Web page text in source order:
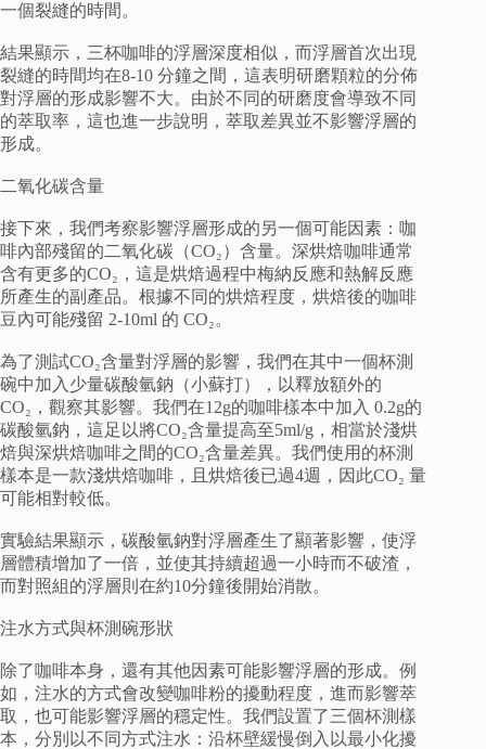
一個裂縫的時間。
結果顯示，三杯咖啡的浮層深度相似，而浮層首次出現
裂縫的時間均在8-10 分鐘之間，這表明研磨顆粒的分佈
對浮層的形成影響不大。由於不同的研磨度會導致不同
的萃取率，這也進一步說明，萃取差異並不影響浮層的
形成。
二氧化碳含量
接下來，我們考察影響浮層形成的另一個可能因素：咖
啡內部殘留的二氧化碳（CO₂）含量。深烘焙咖啡通常
含有更多的CO₂，這是烘焙過程中梅納反應和熱解反應
所產生的副產品。根據不同的烘焙程度，烘焙後的咖啡
豆內可能殘留 2-10ml 的 CO₂。
為了測試CO₂含量對浮層的影響，我們在其中一個杯測
碗中加入少量碳酸氫鈉（小蘇打），以釋放額外的
CO₂，觀察其影響。我們在12g的咖啡樣本中加入 0.2g的
碳酸氫鈉，這足以將CO₂含量提高至5ml/g，相當於淺烘
焙與深烘焙咖啡之間的CO₂含量差異。我們使用的杯測
樣本是一款淺烘焙咖啡，且烘焙後已過4週，因此CO₂ 量
可能相對較低。
實驗結果顯示，碳酸氫鈉對浮層產生了顯著影響，使浮
層體積增加了一倍，並使其持續超過一小時而不破渣，
而對照組的浮層則在約10分鐘後開始消散。
注水方式與杯測碗形狀
除了咖啡本身，還有其他因素可能影響浮層的形成。例
如，注水的方式會改變咖啡粉的擾動程度，進而影響萃
取，也可能影響浮層的穩定性。我們設置了三個杯測樣
本，分別以不同方式注水：沿杯壁緩慢倒入以最小化擾